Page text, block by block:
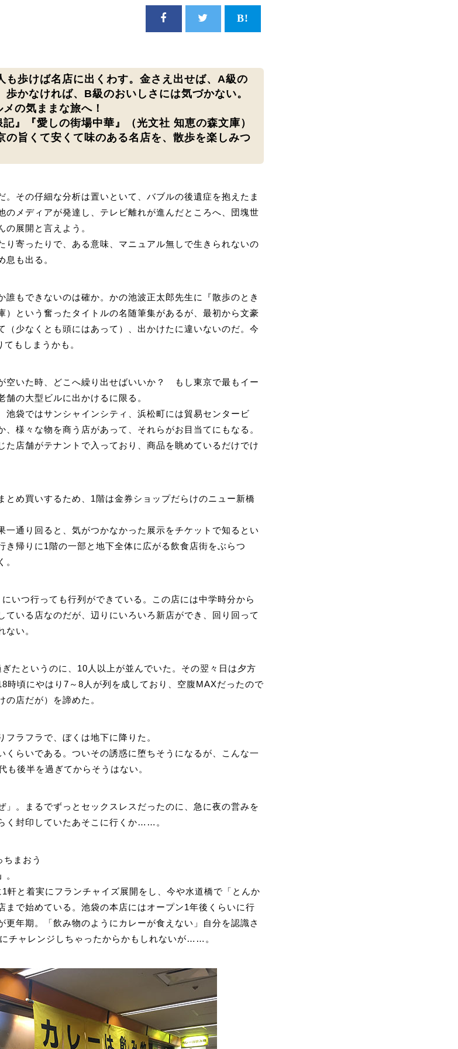
も歩けば名店に出くわす。金さえ出せば、A級の
かなければ、B級のおいしさには気づかない。
の気ままな旅へ！
』『愛しの街場中華』（光文社 知恵の森文庫）
の旨くて安くて味のある名店を、散歩を楽しみつ
。その仔細な分析は置いといて、バブルの後遺症を抱えたま
のメディアが発達し、テレビ離れが進んだところへ、団塊世
展開と言えよう。
り寄ったりで、ある意味、マニュアル無しで生きられないの
も出る。
誰もできないのは確か。かの池波正太郎先生に『散歩のとき
）という奮ったタイトルの名随筆集があるが、最初から文豪
（少なくとも頭にはあって）、出かけたに違いないのだ。今
もしまうかも。
空いた時、どこへ繰り出せばいいか？ もし東京で最もイー
の大型ビルに出かけるに限る。
池袋ではサンシャインシティ、浜松町には貿易センタービ
様々な物を商う店があって、それらがお目当てにもなる。
た店舗がテナントで入っており、商品を眺めているだけでけ
とめ買いするため、1階は金券ショップだらけのニュー新橋
一通り回ると、気がつかなかった展示をチケットで知るとい
き帰りに1階の一部と地下全体に広がる飲食店街をぶらつ
。
いつ行っても行列ができている。この店には中学時分から
ている店なのだが、辺りにいろいろ新店ができ、回り回って
ない。
たというのに、10人以上が並んでいた。その翌々日は夕方
時頃にやはり7～8人が列を成しており、空腹MAXだったので
の店だが）を諦めた。
ラフラで、ぼくは地下に降りた。
くらいである。ついその誘惑に堕ちそうになるが、こんな一
も後半を過ぎてからそうはない。
」。まるでずっとセックスレスだったのに、急に夜の営みを
く封印していたあそこに行くか……。
ちまおう
。
軒と着実にフランチャイズ展開をし、今や水道橋で「とんか
まで始めている。池袋の本店にはオープン1年後くらいに行
更年期。「飲み物のようにカレーが食えない」自分を認識さ
チャレンジしちゃったからかもしれないが……。